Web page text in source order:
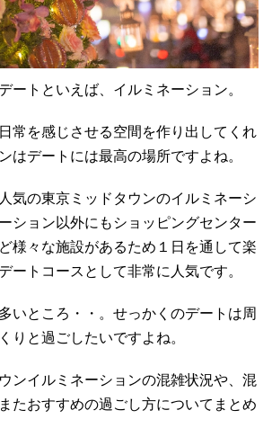
ートといえば、イルミネーション。
常を感じさせる空間を作り出してくれ
はデートには最高の場所ですよね。
気の東京ミッドタウンのイルミネーシ
ション以外にもショッピングセンター
様々な施設があるため１日を通して楽
ートコースとして非常に人気です。
いところ・・。せっかくのデートは周
りと過ごしたいですよね。
ンイルミネーションの混雑状況や、混
たおすすめの過ごし方についてまとめ